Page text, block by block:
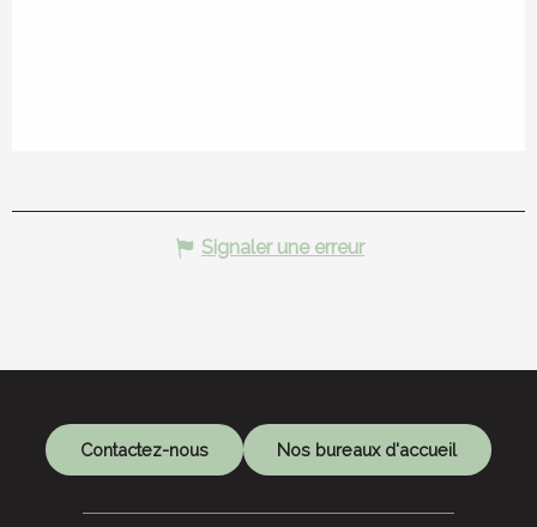
Signaler une erreur
Contactez-nous Nos bureaux d'accueil